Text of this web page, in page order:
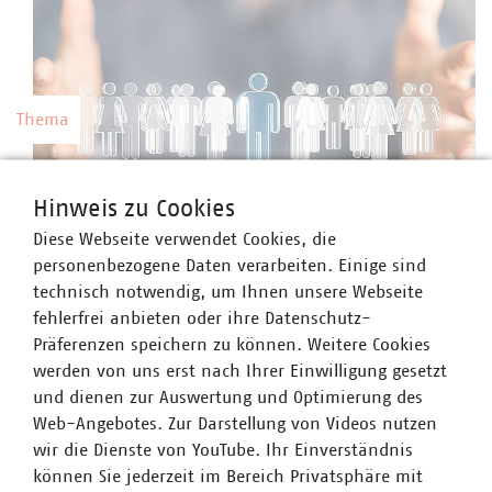
Thema
Kommunale Unternehmen arbeiten hoch
professionell, sind innovativ, zahlen nach Tarif
und bieten gute Weiterbildungsmöglichkeiten
sowie berufliche Perspektiven.
Thema
Hinweis zu Cookies
Diese Webseite verwendet Cookies, die
personenbezogene Daten verarbeiten. Einige sind
technisch notwendig, um Ihnen unsere Webseite
fehlerfrei anbieten oder ihre Datenschutz-
Präferenzen speichern zu können. Weitere Cookies
werden von uns erst nach Ihrer Einwilligung gesetzt
und dienen zur Auswertung und Optimierung des
Web-Angebotes. Zur Darstellung von Videos nutzen
wir die Dienste von YouTube. Ihr Einverständnis
können Sie jederzeit im Bereich Privatsphäre mit